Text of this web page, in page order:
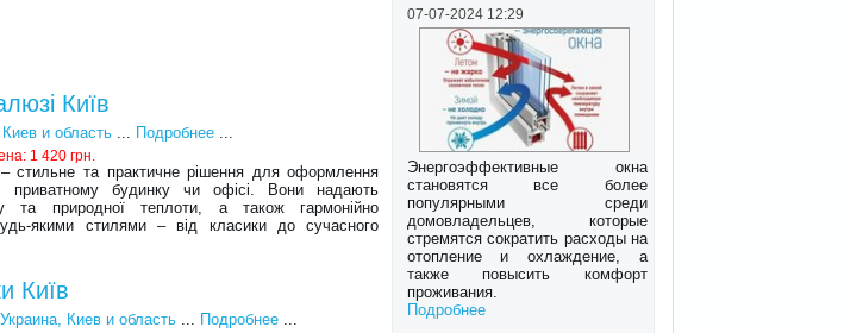
07-07-2024 12:29
Энергоэффективные окна
становятся все более
популярными среди
домовладельцев, которые
стремятся сократить расходы на
отопление и охлаждение, а
также повысить комфорт
проживания.
Подробнее
Київ
и область ... Подробнее ...
1 420 грн.
стильне та практичне рішення для оформлення
приватному будинку чи офісі. Вони надають
та природної теплоти, а також гармонійно
якими стилями – від класики до сучасного
Київ
Украина, Киев и область ... Подробнее ...